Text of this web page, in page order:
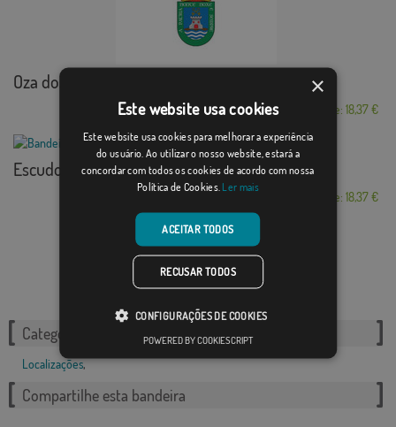
Oza dos Ríos
Desde: 18,37 €
Escudo Gor
Desde: 18,37 €
Categorias relacionadas:
Localizações,
Compartilhe esta bandeira
×
Este website usa cookies
Este website usa cookies para melhorar a experiência
do usuário. Ao utilizar o nosso website, estará a
concordar com todos os cookies de acordo com nossa
Política de Cookies. Ler mais
ACEITAR TODOS
RECUSAR TODOS
CONFIGURAÇÕES DE COOKIES
POWERED BY COOKIESCRIPT